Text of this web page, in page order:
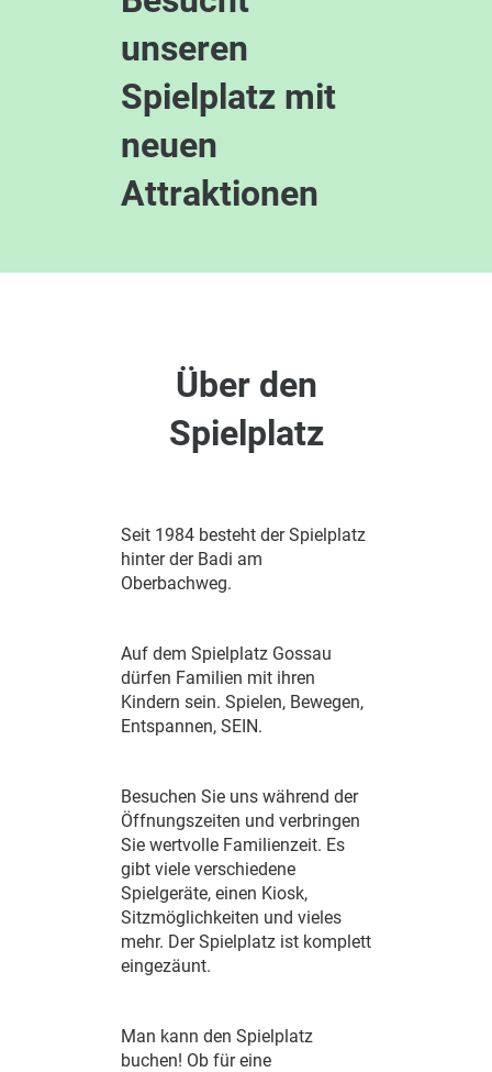
unseren
Spielplatz mit
neuen
Attraktionen
Über den
Spielplatz
Seit 1984 besteht der Spielplatz
hinter der Badi am
Oberbachweg.
Auf dem Spielplatz Gossau
dürfen Familien mit ihren
Kindern sein. Spielen, Bewegen,
Entspannen, SEIN.
Besuchen Sie uns während der
Öffnungszeiten und verbringen
Sie wertvolle Familienzeit. Es
gibt viele verschiedene
Spielgeräte, einen Kiosk,
Sitzmöglichkeiten und vieles
mehr. Der Spielplatz ist komplett
eingezäunt.
Man kann den Spielplatz
buchen! Ob für eine